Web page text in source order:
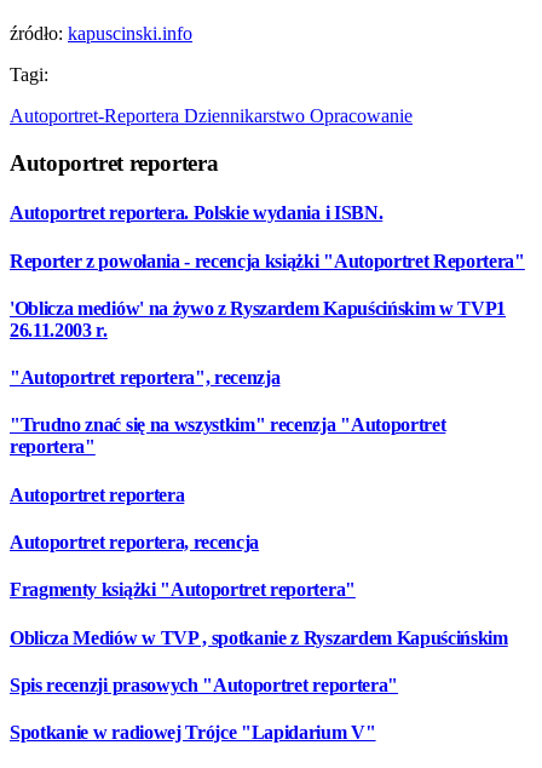
źródło: kapuscinski.info
Tagi:
Autoportret-Reportera Dziennikarstwo Opracowanie
Autoportret reportera
Autoportret reportera. Polskie wydania i ISBN.
Reporter z powołania - recencja książki "Autoportret Reportera"
'Oblicza mediów' na żywo z Ryszardem Kapuścińskim w TVP1
26.11.2003 r.
"Autoportret reportera", recenzja
"Trudno znać się na wszystkim" recenzja "Autoportret
reportera"
Autoportret reportera
Autoportret reportera, recencja
Fragmenty książki "Autoportret reportera"
Oblicza Mediów w TVP , spotkanie z Ryszardem Kapuścińskim
Spis recenzji prasowych "Autoportret reportera"
Spotkanie w radiowej Trójce "Lapidarium V"